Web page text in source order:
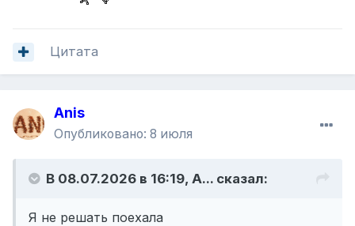
Цитата
Anis
Опубликовано: 8 июля
В 08.07.2026 в 16:19, A... сказал:
Я не решать поехала